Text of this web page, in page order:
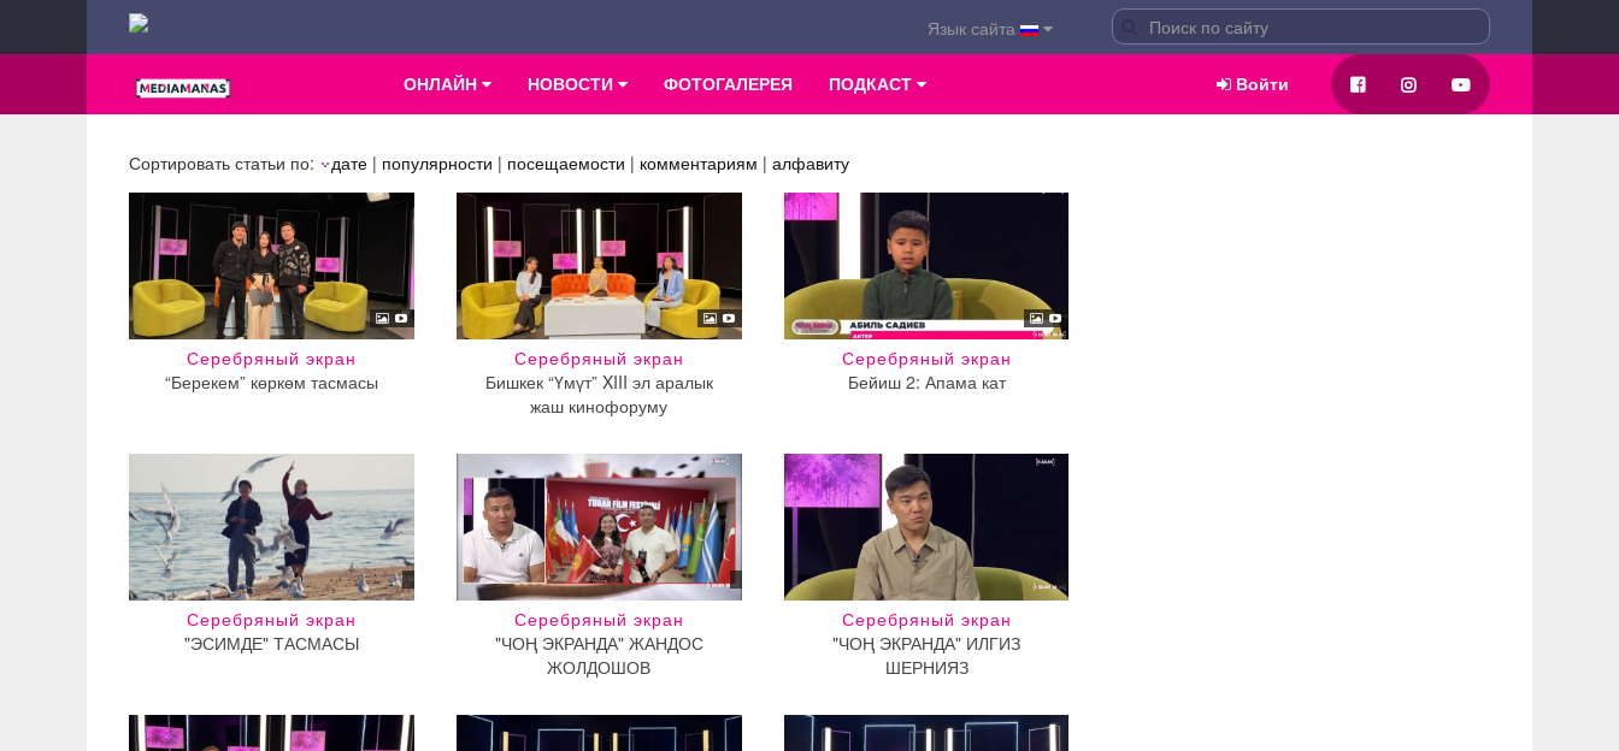
Язык сайта
ОНЛАЙН НОВОСТИ ФОТОГАЛЕРЕЯ ПОДКАСТ Войти
Сортировать статьи по: дате | популярности | посещаемости | комментариям | алфавиту
Серебряный экран
“Берекем” көркөм тасмасы
Серебряный экран
Бишкек “Үмүт” XIII эл аралык
жаш кинофоруму
Серебряный экран
Бейиш 2: Апама кат
Серебряный экран
"ЭСИМДЕ" ТАСМАСЫ
Серебряный экран
"ЧОҢ ЭКРАНДА" ЖАНДОС
ЖОЛДОШОВ
Серебряный экран
"ЧОҢ ЭКРАНДА" ИЛГИЗ
ШЕРНИЯЗ